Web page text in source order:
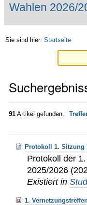
Wahlen 2026/
Sie sind hier: Startseite
91 Artikel gefunden.
Protokoll 1. Sitzung
Protokoll der
2025/2026
Existiert in
1.